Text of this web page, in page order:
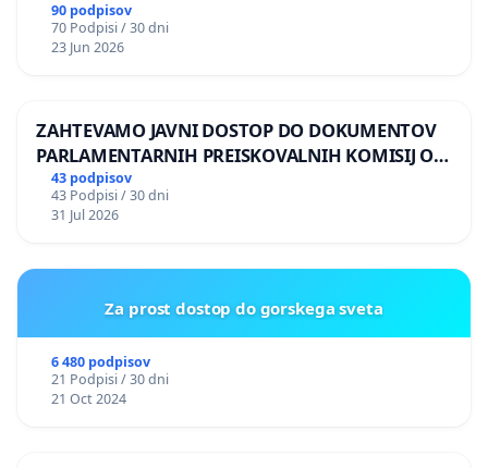
90 podpisov
70 Podpisi / 30 dni
23 Jun 2026
ZAHTEVAMO JAVNI DOSTOP DO DOKUMENTOV
PARLAMENTARNIH PREISKOVALNIH KOMISIJ O
ILEGALNI TRGOVINI Z OROŽJEM
43 podpisov
43 Podpisi / 30 dni
31 Jul 2026
Za prost dostop do gorskega sveta
6 480 podpisov
21 Podpisi / 30 dni
21 Oct 2024